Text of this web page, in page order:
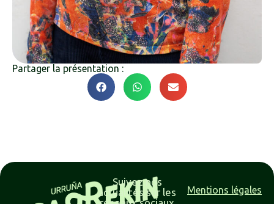
Partager la présentation :
Suivez nos
actualités sur les
Mentions légales